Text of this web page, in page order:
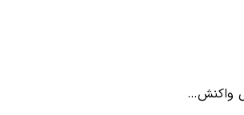
واکنش…